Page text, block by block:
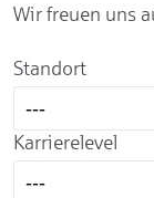
Wir freuen uns
Standort
---
Karrierelevel
---